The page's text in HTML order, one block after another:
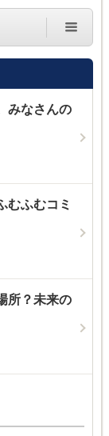
みなさんの
むふむコミ
所？未来の